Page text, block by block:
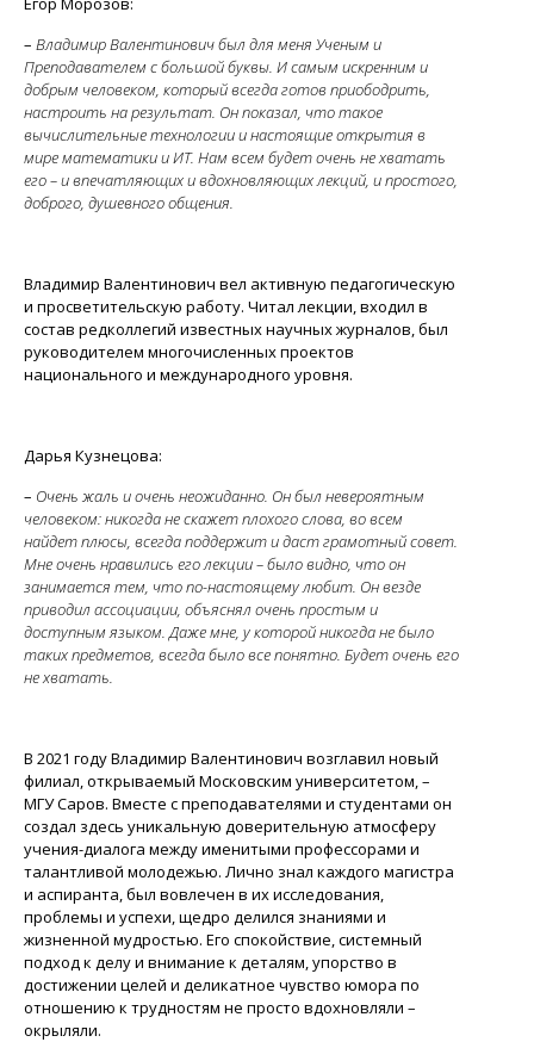
– Владимир Валентинович был для меня Ученым и
Преподавателем с большой буквы. И самым искренним и
добрым человеком, который всегда готов приободрить,
настроить на результат. Он показал, что такое
вычислительные технологии и настоящие открытия в
мире математики и ИТ. Нам всем будет очень не хватать
его – и впечатляющих и вдохновляющих лекций, и простого,
доброго, душевного общения.
Владимир Валентинович вел активную педагогическую
и просветительскую работу. Читал лекции, входил в
состав редколлегий известных научных журналов, был
руководителем многочисленных проектов
национального и международного уровня.
Дарья Кузнецова:
– Очень жаль и очень неожиданно. Он был невероятным
человеком: никогда не скажет плохого слова, во всем
найдет плюсы, всегда поддержит и даст грамотный совет.
Мне очень нравились его лекции – было видно, что он
занимается тем, что по-настоящему любит. Он везде
приводил ассоциации, объяснял очень простым и
доступным языком. Даже мне, у которой никогда не было
таких предметов, всегда было все понятно. Будет очень его
не хватать.
В 2021 году Владимир Валентинович возглавил новый
филиал, открываемый Московским университетом, –
МГУ Саров. Вместе с преподавателями и студентами он
создал здесь уникальную доверительную атмосферу
учения-диалога между именитыми профессорами и
талантливой молодежью. Лично знал каждого магистра
и аспиранта, был вовлечен в их исследования,
проблемы и успехи, щедро делился знаниями и
жизненной мудростью. Его спокойствие, системный
подход к делу и внимание к деталям, упорство в
достижении целей и деликатное чувство юмора по
отношению к трудностям не просто вдохновляли –
окрыляли.